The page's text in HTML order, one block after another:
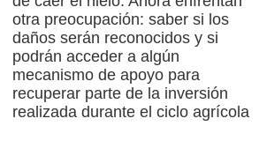
otra preocupación: saber si los
daños serán reconocidos y si
podrán acceder a algún
mecanismo de apoyo para
recuperar parte de la inversión
realizada durante el ciclo agrícola